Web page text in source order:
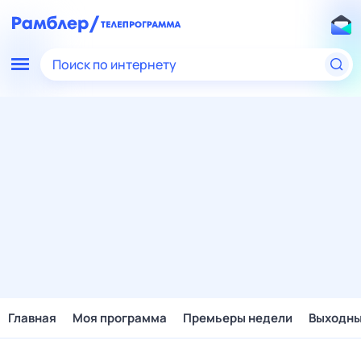
Поиск по интернету
Главная Моя программа Премьеры недели